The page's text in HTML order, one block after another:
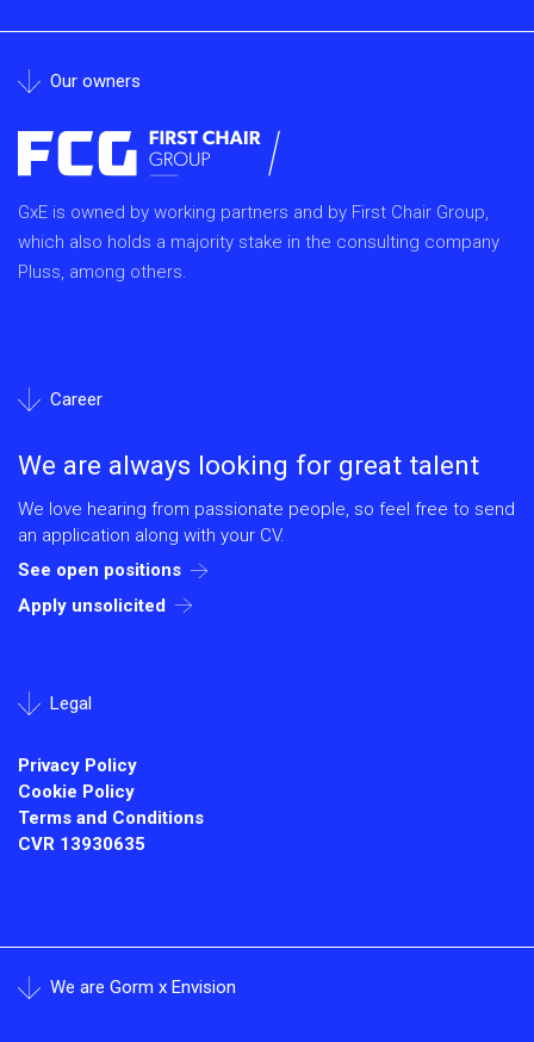
Our owners
GxE is owned by working partners and by First Chair Group,
which also holds a majority stake in the consulting company
Pluss, among others.
Career
We are always looking for great talent
We love hearing from passionate people, so feel free to send
an application along with your CV.
See open positions
Apply unsolicited
Legal
Privacy Policy
Cookie Policy
Terms and Conditions
CVR 13930635
We are Gorm x Envision